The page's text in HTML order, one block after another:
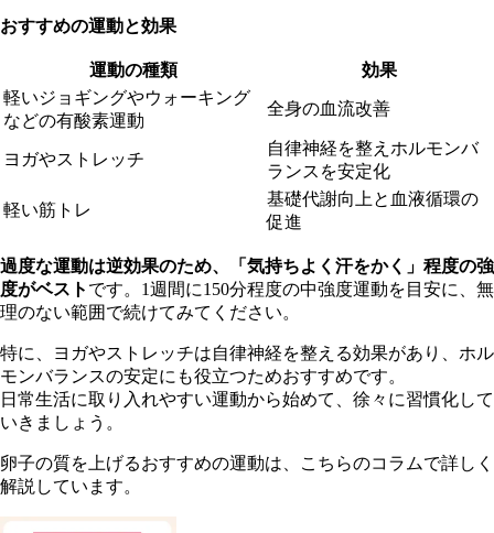
おすすめの運動と効果
運動の種類
効果
軽いジョギングやウォーキング
などの有酸素運動
全身の血流改善
ヨガやストレッチ
自律神経を整えホルモンバ
ランスを安定化
軽い筋トレ
基礎代謝向上と血液循環の
促進
過度な運動は逆効果のため、「気持ちよく汗をかく」程度の強
度がベスト です。1週間に150分程度の中強度運動を目安に、無
理のない範囲で続けてみてください。
特に、ヨガやストレッチは自律神経を整える効果があり、ホル
モンバランスの安定にも役立つためおすすめです。
日常生活に取り入れやすい運動から始めて、徐々に習慣化して
いきましょう。
卵子の質を上げるおすすめの運動は、こちらのコラムで詳しく
解説しています。